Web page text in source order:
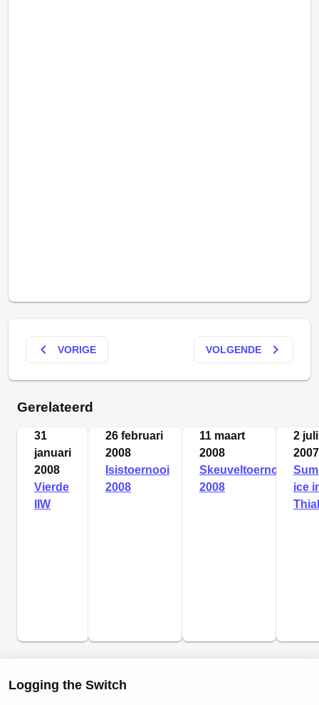
keyboard_arrow_left VORIGE VOLGENDE keyboard_arrow_right
Gerelateerd
31
januari
2008
Vierde
IIW
26 februari
2008
Isistoernooi
2008
11 maart
2008
Skeuveltoernooi
2008
2 juli
2007
ice
Logging the Switch